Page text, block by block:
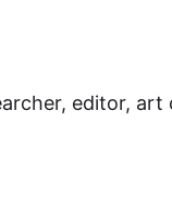
editor,